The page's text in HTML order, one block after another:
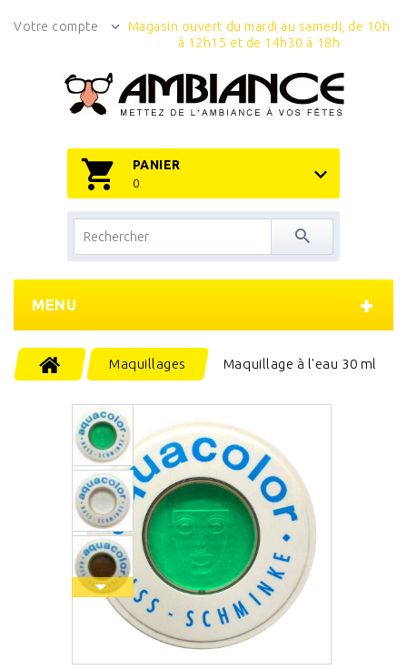
Votre compte
Magasin ouvert du mardi au samedi, de 10h
à 12h15 et de 14h30 à 18h
PANIER
0
MENU
Maquillages Maquillage à l'eau 30 ml